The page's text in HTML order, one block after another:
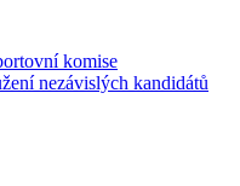
komise
nezávislých kandidátů